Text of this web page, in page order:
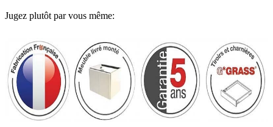
Jugez plutôt par vous même: